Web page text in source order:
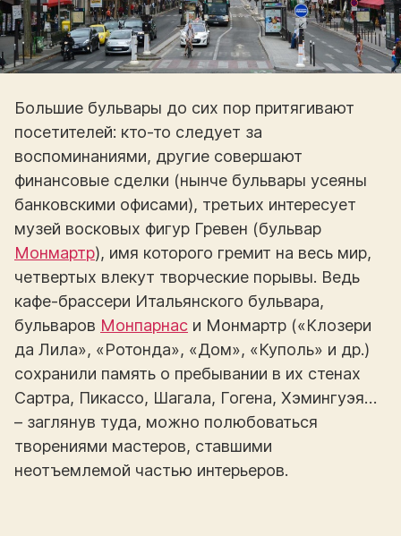
Большие бульвары до сих пор притягивают
посетителей: кто-то следует за
воспоминаниями, другие совершают
финансовые сделки (нынче бульвары усеяны
банковскими офисами), третьих интересует
музей восковых фигур Гревен (бульвар
Монмартр), имя которого гремит на весь мир,
четвертых влекут творческие порывы. Ведь
кафе-брассери Итальянского бульвара,
бульваров Монпарнас и Монмартр («Клозери
да Лила», «Ротонда», «Дом», «Куполь» и др.)
сохранили память о пребывании в их стенах
Сартра, Пикассо, Шагала, Гогена, Хэмингуэя…
– заглянув туда, можно полюбоваться
творениями мастеров, ставшими
неотъемлемой частью интерьеров.